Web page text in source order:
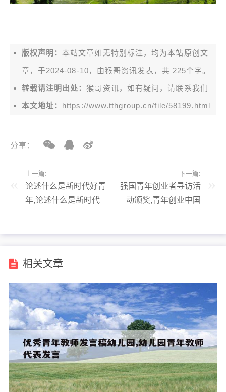
版权声明： 本站文章如无特别标注，均为本站原创文
章，于2024-08-10，由猴哥资讯 发表，共 225个字。
转载请注明出处：猴哥资讯，如有疑问，请联系我们
本文地址： https://www.tthgroup.cn/file/58199.html
分享：
上一篇:
论述什么是新时代好青
年,论述什么是新时代
下一篇:
强国青年创业者寻访活
动颁奖,青年创业中国
相关文章